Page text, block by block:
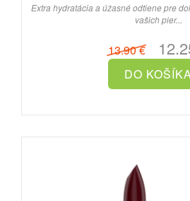
Extra hydratácia a úžasné odtiene pre
vašich pier...
13.90 €